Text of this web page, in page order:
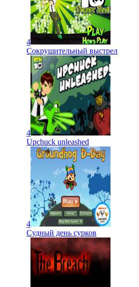
4
Сокрушительный выстрел
4
Upchuck unleashed
4
Судный день сурков